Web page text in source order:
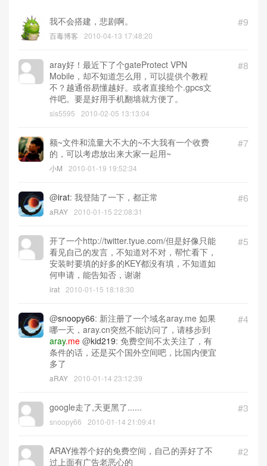
#9
我不会搭建，悲剧啊。
百毒博客 2010-04-13 17:48:20
#8
aray好！最近下了个gateProtect VPN
Mobile，却不知道怎么用，可以提供个教程
不？越通俗易懂越好。或者直接给个.gpcs文
件吧。要是好用手机翻墙就方便了。
sis5595 2010-02-05 13:13:04
#7
额~文件和流量大不大的~不大我有一个收费
的，可以考虑放出来大家一起用~
小M 2010-01-19 19:52:34
#6
@irat: 我登陆了一下，都正常
aRAY 2010-01-15 22:08:31
#5
开了一个http://twitter.tyue.com/但是好像只能
看见自己的发言，不知道对不对，帮忙看下，
安装时要填的好多的KEY都没有填，不知道如
何申请，能告知否，谢谢
irat 2010-01-15 18:18:30
#4
@snoopy66: 新注册了一个域名aray.me 如果
哪一天，aray.cn突然不能访问了，请移步到
aray.me @kid219: 免费空间不太关注了，有
条件的话，还是买个国外空间吧，比国内便宜
多了
aRAY 2010-01-14 23:12:39
#3
google走了,天更黑了......
snoopy66 2010-01-14 21:09:41
#2
ARAY推荐个好的免费空间，自己的弄好了不
过上面有广告老恶心的